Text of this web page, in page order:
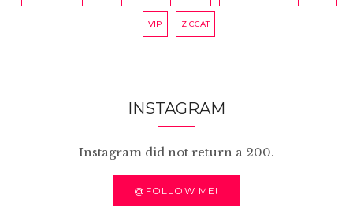
VIP ZICCAT
INSTAGRAM
Instagram did not return a 200.
@FOLLOW ME!